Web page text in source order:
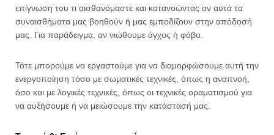
επίγνωση του τι αισθανόμαστε και κατανοώντας αν αυτά τα
συναισθήματα μας βοηθούν ή μας εμποδίζουν στην απόδοσή
μας. Για παράδειγμα, αν νιώθουμε άγχος ή φόβο.
Τότε μπορούμε να εργαστούμε για να διαμορφώσουμε αυτή την
ενεργοποίηση τόσο με σωματικές τεχνικές, όπως η αναπνοή,
όσο και με λογικές τεχνικές, όπως οι τεχνικές οραματισμού για
να αυξήσουμε ή να μειώσουμε την κατάστασή μας.